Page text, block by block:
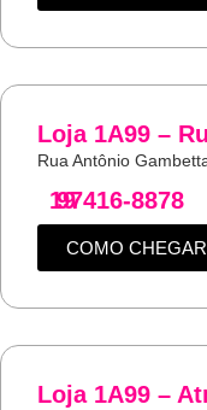
Loja 1A99 –
Rua Antônio
19
97416-8878
COMO CHEGAR
Loja 1A99 –